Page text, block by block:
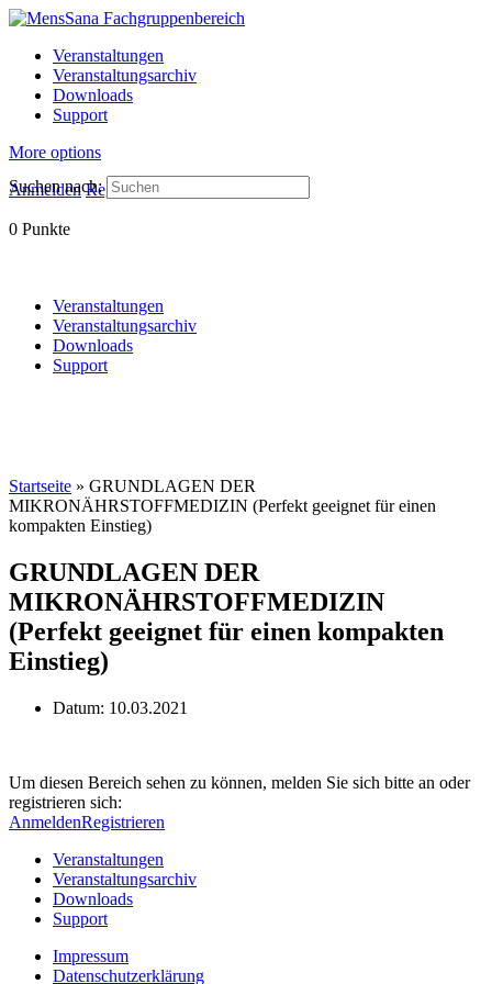
Veranstaltungen
Veranstaltungsarchiv
Downloads
Support
More options
Anmelden Registrieren
0 Punkte
Suchen nach:
Veranstaltungen
Veranstaltungsarchiv
Downloads
Support
Startseite » GRUNDLAGEN DER
MIKRONÄHRSTOFFMEDIZIN (Perfekt geeignet für einen
kompakten Einstieg)
GRUNDLAGEN DER
MIKRONÄHRSTOFFMEDIZIN
(Perfekt geeignet für einen kompakten
Einstieg)
Datum: 10.03.2021
Um diesen Bereich sehen zu können, melden Sie sich bitte an oder
registrieren sich:
AnmeldenRegistrieren
Veranstaltungen
Veranstaltungsarchiv
Downloads
Support
Impressum
Datenschutzerklärung